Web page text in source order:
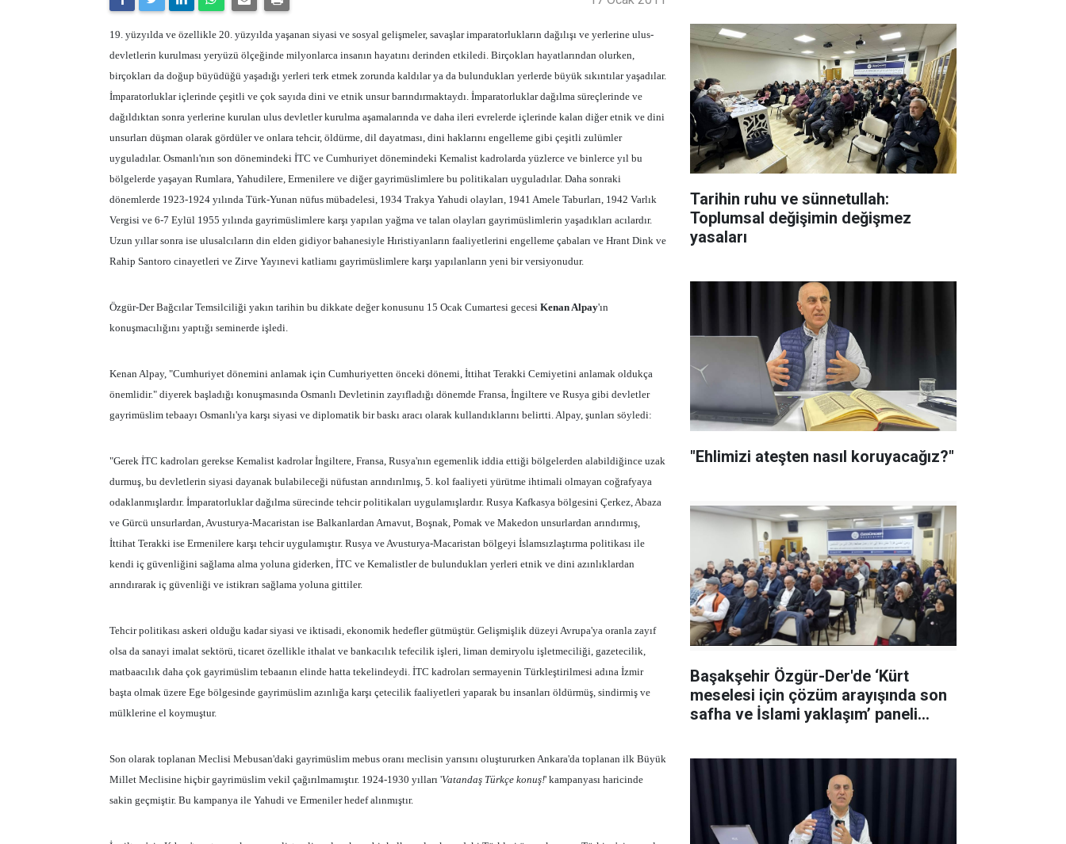
19. yüzyılda ve özellikle 20. yüzyılda yaşanan siyasi ve sosyal gelişmeler, savaşlar imparatorlukların dağılışı ve yerlerine ulus-
devletlerin kurulması yeryüzü ölçeğinde milyonlarca insanın hayatını derinden etkiledi. Birçokları hayatlarından olurken,
birçokları da doğup büyüdüğü yaşadığı yerleri terk etmek zorunda kaldılar ya da bulundukları yerlerde büyük sıkıntılar yaşadılar.
İmparatorluklar içlerinde çeşitli ve çok sayıda dini ve etnik unsur barındırmaktaydı. İmparatorluklar dağılma süreçlerinde ve
dağıldıktan sonra yerlerine kurulan ulus devletler kurulma aşamalarında ve daha ileri evrelerde içlerinde kalan diğer etnik ve dini
unsurları düşman olarak gördüler ve onlara tehcir, öldürme, dil dayatması, dini haklarını engelleme gibi çeşitli zulümler
uyguladılar. Osmanlı'nın son dönemindeki İTC ve Cumhuriyet dönemindeki Kemalist kadrolarda yüzlerce ve binlerce yıl bu
bölgelerde yaşayan Rumlara, Yahudilere, Ermenilere ve diğer gayrimüslimlere bu politikaları uyguladılar. Daha sonraki
dönemlerde 1923-1924 yılında Türk-Yunan nüfus mübadelesi, 1934 Trakya Yahudi olayları, 1941 Amele Taburları, 1942 Varlık
Vergisi ve 6-7 Eylül 1955 yılında gayrimüslimlere karşı yapılan yağma ve talan olayları gayrimüslimlerin yaşadıkları acılardır.
Uzun yıllar sonra ise ulusalcıların din elden gidiyor bahanesiyle Hıristiyanların faaliyetlerini engelleme çabaları ve Hrant Dink ve
Rahip Santoro cinayetleri ve Zirve Yayınevi katliamı gayrimüslimlere karşı yapılanların yeni bir versiyonudur.
Özgür-Der Bağcılar Temsilciliği yakın tarihin bu dikkate değer konusunu 15 Ocak Cumartesi gecesi Kenan Alpay'ın
konuşmacılığını yaptığı seminerde işledi.
Kenan Alpay, "Cumhuriyet dönemini anlamak için Cumhuriyetten önceki dönemi, İttihat Terakki Cemiyetini anlamak oldukça
önemlidir." diyerek başladığı konuşmasında Osmanlı Devletinin zayıfladığı dönemde Fransa, İngiltere ve Rusya gibi devletler
gayrimüslim tebaayı Osmanlı'ya karşı siyasi ve diplomatik bir baskı aracı olarak kullandıklarını belirtti. Alpay, şunları söyledi:
"Gerek İTC kadroları gerekse Kemalist kadrolar İngiltere, Fransa, Rusya'nın egemenlik iddia ettiği bölgelerden alabildiğince uzak
durmuş, bu devletlerin siyasi dayanak bulabileceği nüfustan arındırılmış, 5. kol faaliyeti yürütme ihtimali olmayan coğrafyaya
odaklanmışlardır. İmparatorluklar dağılma sürecinde tehcir politikaları uygulamışlardır. Rusya Kafkasya bölgesini Çerkez, Abaza
ve Gürcü unsurlardan, Avusturya-Macaristan ise Balkanlardan Arnavut, Boşnak, Pomak ve Makedon unsurlardan arındırmış,
İttihat Terakki ise Ermenilere karşı tehcir uygulamıştır. Rusya ve Avusturya-Macaristan bölgeyi İslamsızlaştırma politikası ile
kendi iç güvenliğini sağlama alma yoluna giderken, İTC ve Kemalistler de bulundukları yerleri etnik ve dini azınlıklardan
arındırarak iç güvenliği ve istikrarı sağlama yoluna gittiler.
Tehcir politikası askeri olduğu kadar siyasi ve iktisadi, ekonomik hedefler gütmüştür. Gelişmişlik düzeyi Avrupa'ya oranla zayıf
olsa da sanayi imalat sektörü, ticaret özellikle ithalat ve bankacılık tefecilik işleri, liman demiryolu işletmeciliği, gazetecilik,
matbaacılık daha çok gayrimüslim tebaanın elinde hatta tekelindeydi. İTC kadroları sermayenin Türkleştirilmesi adına İzmir
başta olmak üzere Ege bölgesinde gayrimüslim azınlığa karşı çetecilik faaliyetleri yaparak bu insanları öldürmüş, sindirmiş ve
mülklerine el koymuştur.
Son olarak toplanan Meclisi Mebusan'daki gayrimüslim mebus oranı meclisin yarısını oluştururken Ankara'da toplanan ilk Büyük
Millet Meclisine hiçbir gayrimüslim vekil çağırılmamıştır. 1924-1930 yılları 'Vatandaş Türkçe konuş!' kampanyası haricinde
sakin geçmiştir. Bu kampanya ile Yahudi ve Ermeniler hedef alınmıştır.
Tarihin ruhu ve sünnetullah:
Toplumsal değişimin değişmez
yasaları
"Ehlimizi ateşten nasıl koruyacağız?"
Başakşehir Özgür-Der'de ‘Kürt
meselesi için çözüm arayışında son
safha ve İslami yaklaşım’ paneli